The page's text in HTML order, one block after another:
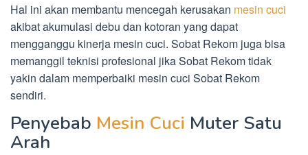
Hal ini akan membantu mencegah kerusakan mesin cuci
akibat akumulasi debu dan kotoran yang dapat
mengganggu kinerja mesin cuci. Sobat Rekom juga bisa
memanggil teknisi profesional jika Sobat Rekom tidak
yakin dalam memperbaiki mesin cuci Sobat Rekom
sendiri.
Penyebab Mesin Cuci Muter Satu
Arah